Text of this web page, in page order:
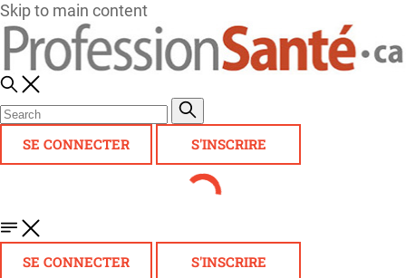
Skip to main content
SE CONNECTER S'INSCRIRE
SE CONNECTER S'INSCRIRE